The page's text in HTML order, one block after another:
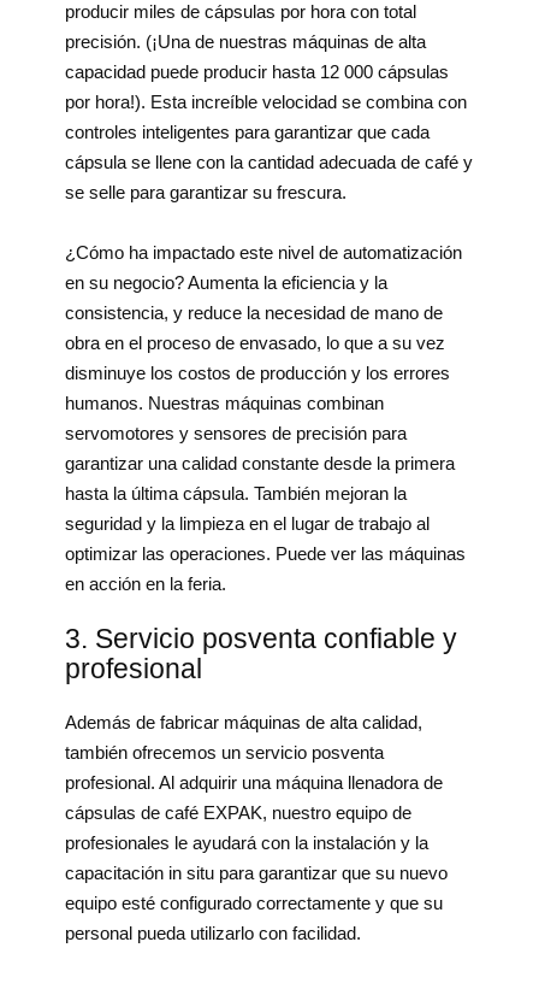
producir miles de cápsulas por hora con total
precisión. (¡Una de nuestras máquinas de alta
capacidad puede producir hasta 12 000 cápsulas
por hora!). Esta increíble velocidad se combina con
controles inteligentes para garantizar que cada
cápsula se llene con la cantidad adecuada de café y
se selle para garantizar su frescura.
¿Cómo ha impactado este nivel de automatización
en su negocio? Aumenta la eficiencia y la
consistencia, y reduce la necesidad de mano de
obra en el proceso de envasado, lo que a su vez
disminuye los costos de producción y los errores
humanos. Nuestras máquinas combinan
servomotores y sensores de precisión para
garantizar una calidad constante desde la primera
hasta la última cápsula. También mejoran la
seguridad y la limpieza en el lugar de trabajo al
optimizar las operaciones. Puede ver las máquinas
en acción en la feria.
3. Servicio posventa confiable y
profesional
Además de fabricar máquinas de alta calidad,
también ofrecemos un servicio posventa
profesional. Al adquirir una máquina llenadora de
cápsulas de café EXPAK, nuestro equipo de
profesionales le ayudará con la instalación y la
capacitación in situ para garantizar que su nuevo
equipo esté configurado correctamente y que su
personal pueda utilizarlo con facilidad.